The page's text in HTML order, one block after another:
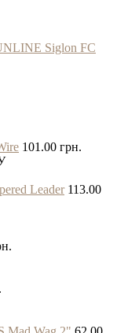
Siglon FC
101.00 грн.
Leader 113.00